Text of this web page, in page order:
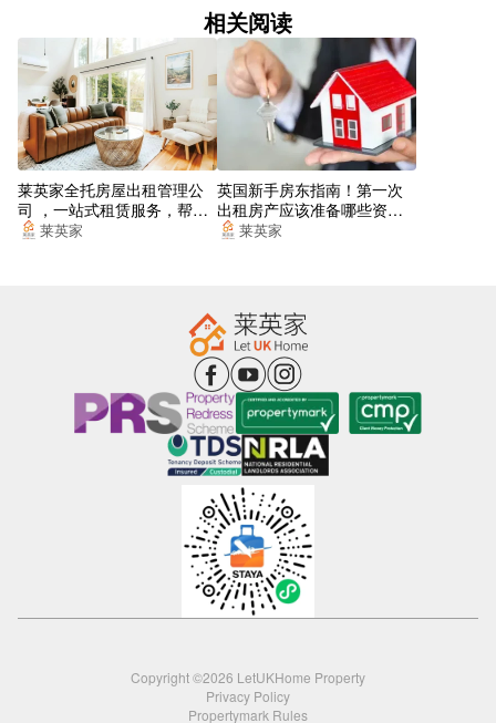
相关阅读
莱英家全托房屋出租管理公
司 ，一站式租赁服务，帮你
找到梦想的居所
莱英家
英国新手房东指南！第一次
出租房产应该准备哪些资
料？莱英家
Copyright ©2026 LetUKHome Property
Privacy Policy
Propertymark Rules